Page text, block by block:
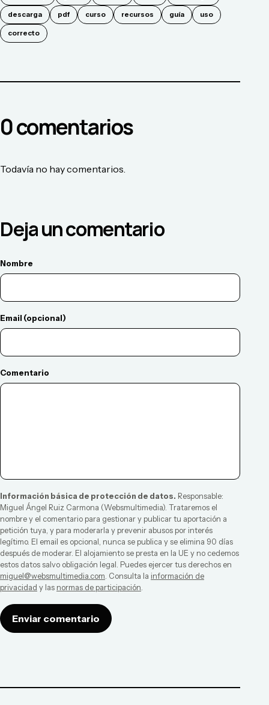
descarga pdf curso recursos guía uso
correcto
0comentarios
Todavía no hay comentarios.
Deja un comentario
Nombre
Email (opcional)
Comentario
Información básica de protección de datos. Responsable:
Miguel Ángel Ruiz Carmona (Websmultimedia). Trataremos el
nombre y el comentario para gestionar y publicar tu aportación a
petición tuya, y para moderarla y prevenir abusos por interés
legítimo. El email es opcional, nunca se publica y se elimina 90 días
después de moderar. El alojamiento se presta en la UE y no cedemos
estos datos salvo obligación legal. Puedes ejercer tus derechos en
miguel@websmultimedia.com . Consulta la información de
privacidad y las normas de participación
Enviar comentario